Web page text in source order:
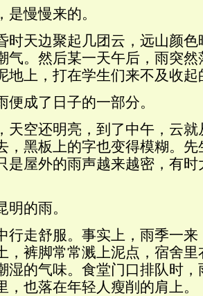
是慢慢来的。
时天边聚起几团云，远山颜
气。然后某一天午后，雨突
地上，打在学生们来不及收
便成了日子的一部分。
天空还明亮，到了中午，云
，黑板上的字也变得模糊。
是屋外的雨声越来越密，有
明的雨。
行走舒服。事实上，雨季一
，裤脚常常溅上泥点，宿舍
湿的气味。食堂门口排队时
，也落在年轻人瘦削的肩上。